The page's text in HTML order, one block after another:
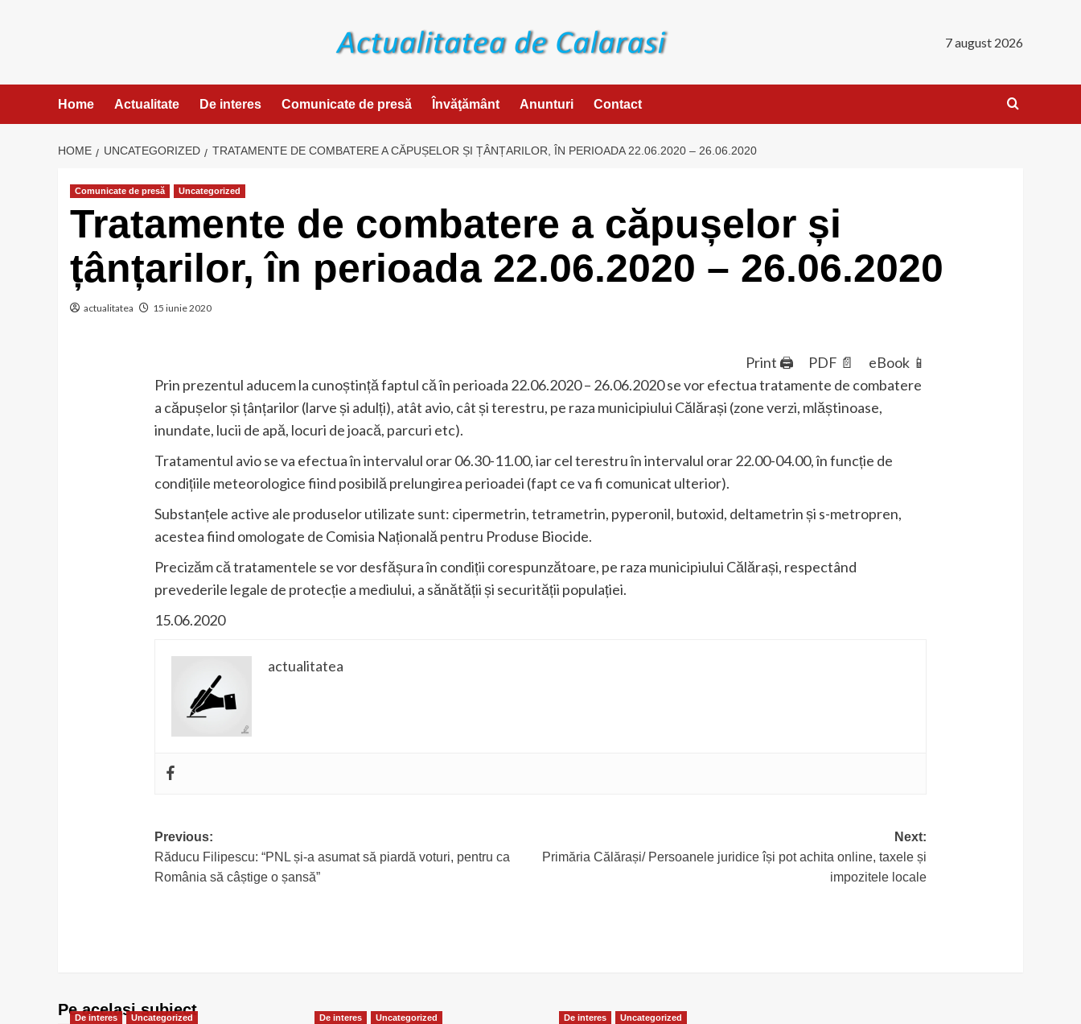
7 august 2026
Home Actualitate De interes Comunicate de presă Învăţământ Anunturi Contact
HOME UNCATEGORIZED TRATAMENTE DE COMBATERE A CĂPUȘELOR ȘI ȚÂNȚARILOR, ÎN PERIOADA 22.06.2020 – 26.06.2020
Comunicate de presă Uncategorized
Tratamente de combatere a căpușelor și
țânțarilor, în perioada 22.06.2020 – 26.06.2020
actualitatea 15 iunie 2020
Print 🖨 PDF 📄
eBook 📱
Prin prezentul aducem la cunoștință faptul că în perioada 22.06.2020 – 26.06.2020 se vor efectua tratamente de combatere
a căpușelor și țânțarilor (larve și adulți), atât avio, cât și terestru, pe raza municipiului Călărași (zone verzi, mlăștinoase,
inundate, lucii de apă, locuri de joacă, parcuri etc).
Tratamentul avio se va efectua în intervalul orar 06.30-11.00, iar cel terestru în intervalul orar 22.00-04.00, în funcție de
condițiile meteorologice fiind posibilă prelungirea perioadei (fapt ce va fi comunicat ulterior).
Substanțele active ale produselor utilizate sunt: cipermetrin, tetrametrin, pyperonil, butoxid, deltametrin și s-metropren,
acestea fiind omologate de Comisia Națională pentru Produse Biocide.
Precizăm că tratamentele se vor desfășura în condiții corespunzătoare, pe raza municipiului Călărași, respectând
prevederile legale de protecție a mediului, a sănătății și securității populației.
15.06.2020
actualitatea
Post
navigation
Previous:
Răducu Filipescu: “PNL și-a asumat să piardă voturi, pentru ca
România să câștige o șansă”
Next:
Primăria Călărași/ Persoanele juridice își pot achita online, taxele și
impozitele locale
Pe acelasi subiect
De interes Uncategorized De interes Uncategorized De interes Uncategorized